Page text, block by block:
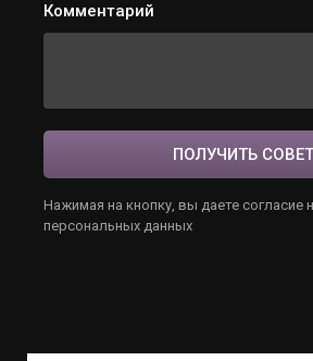
Комментарий
ПОЛУЧИТЬ СОВЕТ
Нажимая на кнопку, вы даете согласие
персональных данных